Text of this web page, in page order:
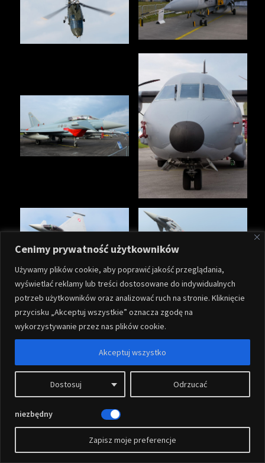
Cenimy prywatność użytkowników
Używamy plików cookie, aby poprawić jakość przeglądania,
wyświetlać reklamy lub treści dostosowane do indywidualnych
potrzeb użytkowników oraz analizować ruch na stronie. Kliknięcie
przycisku „Akceptuj wszystkie” oznacza zgodę na
wykorzystywanie przez nas plików cookie.
Dostosuj Odrzucać
Akceptuj wszystko
niezbędny
Zapisz moje preferencje